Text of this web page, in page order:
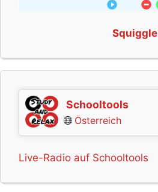
Squiggle
Schooltools
Österreich
Live-Radio auf Schooltools